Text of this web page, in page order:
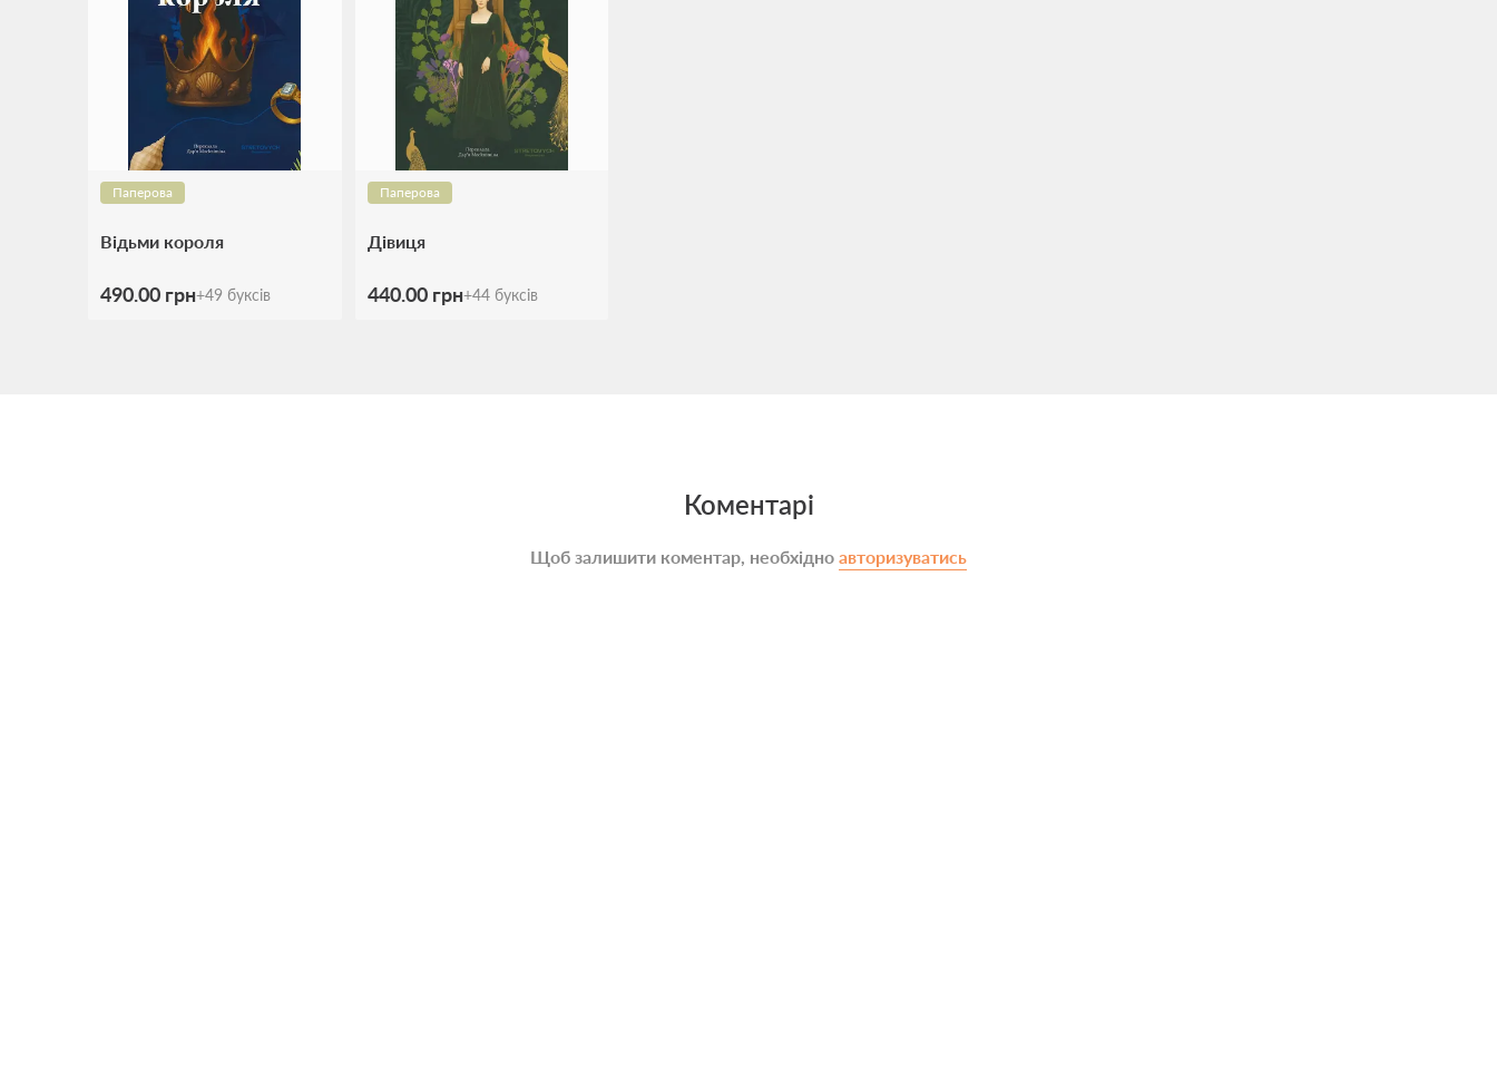
Паперова
Відьми короля
490.00 грн+49 буксів
Паперова
Дівиця
440.00 грн+44буксів
Коментарі
Щоб залишити коментар, необхідно авторизуватись